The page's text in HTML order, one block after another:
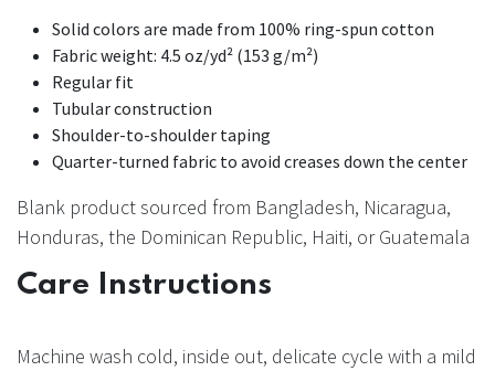
Solid colors are made from 100% ring-spun cotton
Fabric weight: 4.5 oz/yd² (153 g/m²)
Regular fit
Tubular construction
Shoulder-to-shoulder taping
Quarter-turned fabric to avoid creases down the center
Blank product sourced from Bangladesh, Nicaragua,
Honduras, the Dominican Republic, Haiti, or Guatemala
Care Instructions
Machine wash cold, inside out, delicate cycle with a mild